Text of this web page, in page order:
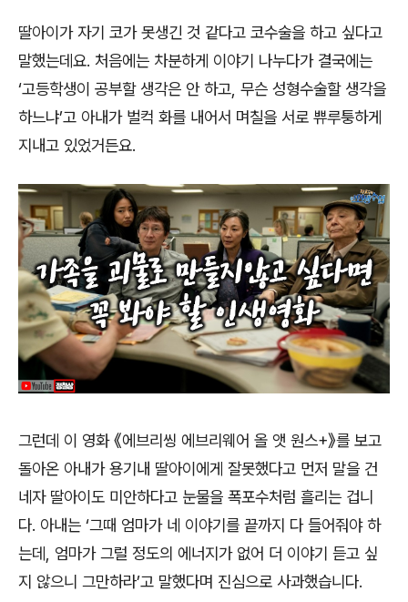
딸아이가 자기 코가 못생긴 것 같다고 코수술을 하고 싶다고
말했는데요. 처음에는 차분하게 이야기 나누다가 결국에는
‘고등학생이 공부할 생각은 안 하고 무슨 성형수술할 생각을
하느냐’고 아내가 벌컥 화를 내어서 며칠을 서로 쀼루퉁하게
지내고 있었거든요.
그런데 이 영화《에브리씽 에브리웨어 올 앳 원스+》를 보고
돌아온 아내가 용기내 딸아이에게 잘못했다고 먼저 말을 건
네자 딸아이도 미안하다고 눈물을 폭포수처럼 흘리는 겁니
다. 아내는 ‘그때 엄마가 네 이야기를 끝까지 다 들어줘야 하
는데
엄마가 그럴 정도의 에너지가 없어 더 이야기 듣고 싶
지 않으니 그만하라’고 말했다며 진심으로 사과했습니다.